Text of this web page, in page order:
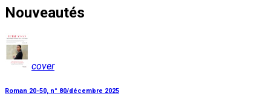
Nouveautés
cover
Roman 20-50, n° 80/décembre 2025